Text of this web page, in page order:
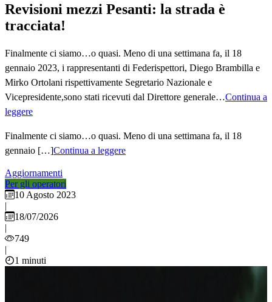
Revisioni mezzi Pesanti: la strada è
tracciata!
Finalmente ci siamo…o quasi. Meno di una settimana fa, il 18
gennaio 2023, i rappresentanti di Federispettori, Diego Brambilla e
Mirko Ortolani rispettivamente Segretario Nazionale e
Vicepresidente,sono stati ricevuti dal Direttore generale…Continua a
leggere
Finalmente ci siamo…o quasi. Meno di una settimana fa, il 18
gennaio […]Continua a leggere
Aggiornamenti
Per gli operatori
10 Agosto 2023
|
18/07/2026
|
749
|
1 minuti